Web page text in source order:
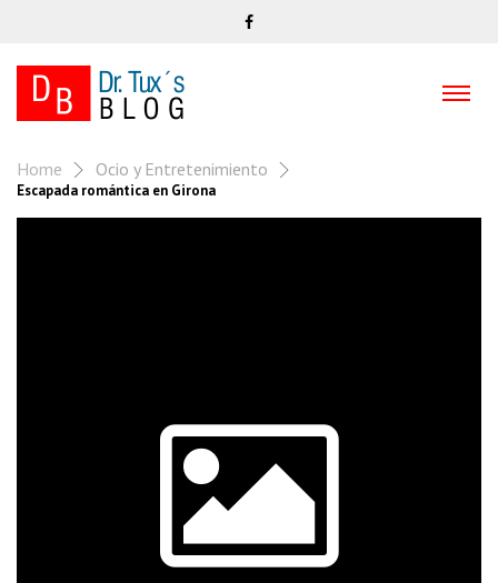
Home Ocio y Entretenimiento
Escapada romántica en Girona